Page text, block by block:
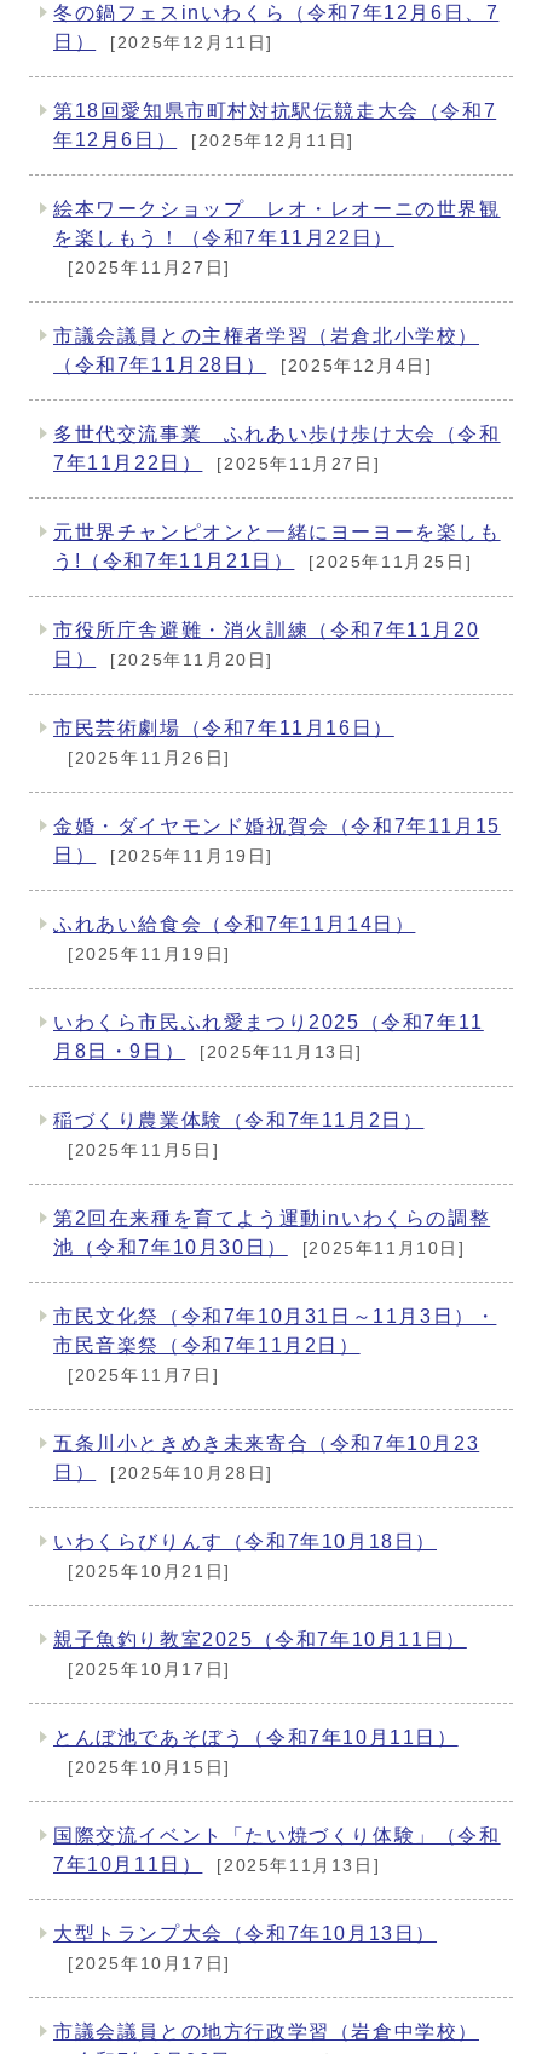
冬の鍋フェスinいわくら（令和7年12月6日、7
日）
[2025年12月11日]
第18回愛知県市町村対抗駅伝競走大会（令和7
年12月6日）
[2025年12月11日]
絵本ワークショップ レオ・レオーニの世界観
を楽しもう！（令和7年11月22日）
[2025年11月27日]
市議会議員との主権者学習（岩倉北小学校）
（令和7年11月28日）
[2025年12月4日]
多世代交流事業 ふれあい歩け歩け大会（令和
7年11月22日）
[2025年11月27日]
元世界チャンピオンと一緒にヨーヨーを楽しも
う!（令和7年11月21日）
[2025年11月25日]
市役所庁舎避難・消火訓練（令和7年11月20
日）
[2025年11月20日]
市民芸術劇場（令和7年11月16日）
[2025年11月26日]
金婚・ダイヤモンド婚祝賀会（令和7年11月15
日）
[2025年11月19日]
ふれあい給食会（令和7年11月14日）
[2025年11月19日]
いわくら市民ふれ愛まつり2025（令和7年11
月8日・9日）
[2025年11月13日]
稲づくり農業体験（令和7年11月2日）
[2025年11月5日]
第2回在来種を育てよう運動inいわくらの調整
池（令和7年10月30日）
[2025年11月10日]
市民文化祭（令和7年10月31日～11月3日）・
市民音楽祭（令和7年11月2日）
[2025年11月7日]
五条川小ときめき未来寄合（令和7年10月23
日）
[2025年10月28日]
いわくらびりんす（令和7年10月18日）
[2025年10月21日]
親子魚釣り教室2025（令和7年10月11日）
[2025年10月17日]
とんぼ池であそぼう（令和7年10月11日）
[2025年10月15日]
国際交流イベント「たい焼づくり体験」（令和
7年10月11日）
[2025年11月13日]
大型トランプ大会（令和7年10月13日）
[2025年10月17日]
市議会議員との地方行政学習（岩倉中学校）